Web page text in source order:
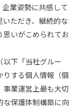
業姿勢に共感して
ただき、継続的な
いがこめられてお
下「当社グルー
りする個人情報（個
事業運営上最も大切
な保護体制構築に向